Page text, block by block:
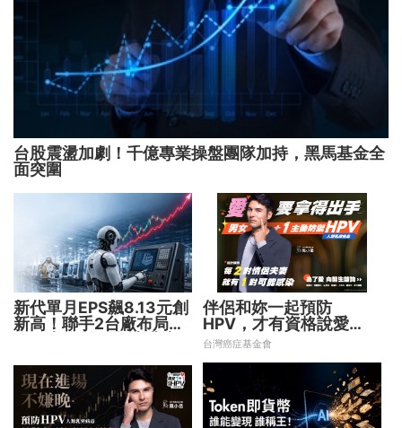
台股震盪加劇！千億專業操盤團隊加持，黑馬基金全
面突圍
新代單月EPS飆8.13元創
新高！聯手2台廠布局機
伴侶和妳一起預防
HPV，才有資格說愛
妳！
台灣癌症基金會